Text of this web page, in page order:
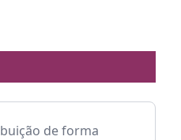
de forma